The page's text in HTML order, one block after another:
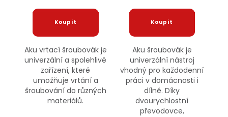
Aku vrtací šroubovák je
univerzální a spolehlivé
zařízení, které
umožňuje vrtání a
šroubování do různých
materiálů.
Aku šroubovák je
univerzální nástroj
vhodný pro každodenní
práci v domácnosti i
dílně. Díky
dvourychlostní
převodovce,